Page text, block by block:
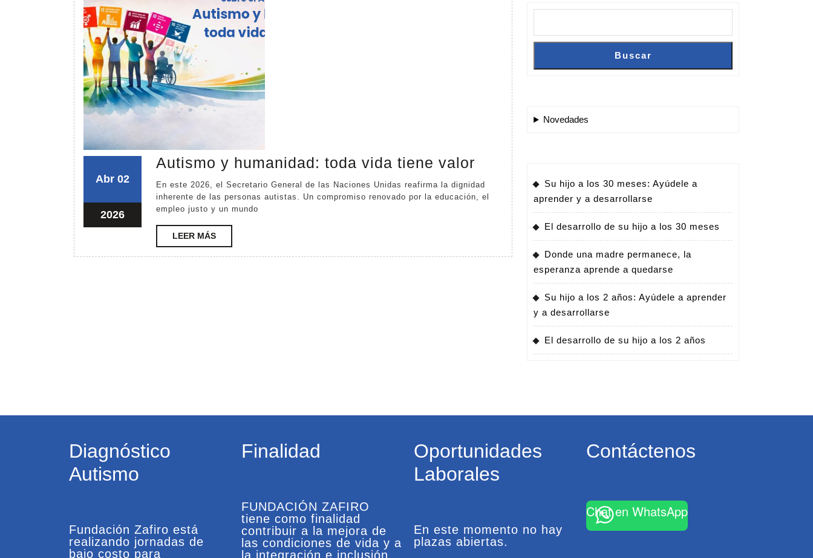
Abrabril
2026
02abril
2026abril
2,
Autismo y humanidad: toda vida tiene valorAutismo
humanidad:
En este 2026, el Secretario General de las Naciones Unidas reafirma la dignidad
inherente de las personas autistas. Un compromiso renovado por la educación, el
empleo justo y un mundo
LEER MÁSLEER
MÁS
Buscar
Novedades
Su hijo a los 30 meses: Ayúdele a
aprender y a desarrollarse
El desarrollo de su hijo a los 30 meses
Donde una madre permanece, la
esperanza aprende a quedarse
Su hijo a los 2 años: Ayúdele a aprender
y a desarrollarse
El desarrollo de su hijo a los 2 años
Diagnóstico
Autismo
Fundación Zafiro está
realizando jornadas de
bajo costo para
Finalidad
FUNDACIÓN ZAFIRO
tiene como finalidad
contribuir a la mejora de
las condiciones de vida y a
la integración e inclusión
Oportunidades
Laborales
En este momento no hay
plazas abiertas.
Contáctenos
Chat en WhatsApp